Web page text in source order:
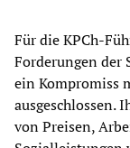
Für die KPCh-
Forderungen der
ein Kompromiss
ausgeschlossen.
von Preisen,